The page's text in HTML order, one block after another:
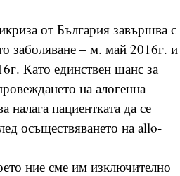
от България завършва с
заболяване – м. май 2016г. и
Като единствен шанс за
на алогенна
пациентката да се
осъществяването на allo-
ние сме им изключително